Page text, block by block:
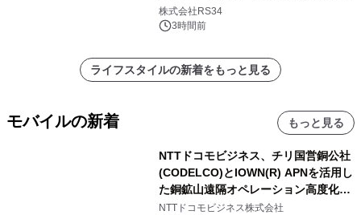
開始
株式会社RS34
3時間前
ライフスタイルの新着をもっと見る
モバイルの新着 もっと見る
NTTドコモビジネス、チリ国営銅公社
(CODELCO)とIOWN(R) APNを活用し
た銅鉱山遠隔オペレーション高度化に
向けた調査・実証を開始
NTTドコモビジネス株式会社